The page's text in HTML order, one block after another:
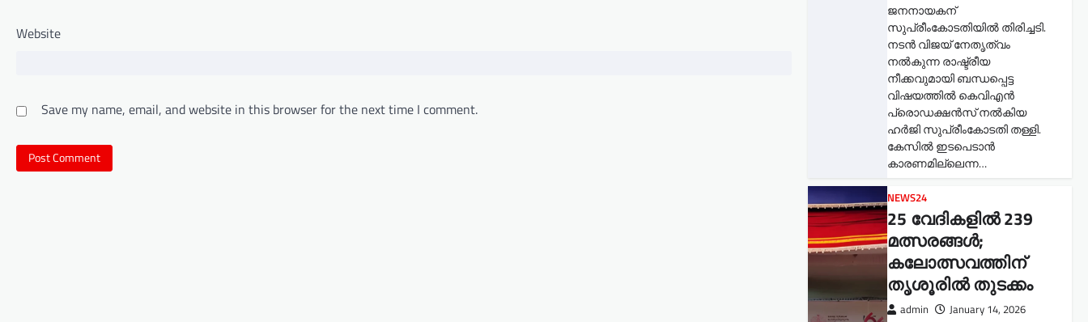
Website
Save my name, email, and website in this browser for the next time I comment.
ജനനായകന്
സുപ്രീംകോടതിയില്‍ തിരിച്ചടി.
നടൻ വിജയ് നേതൃത്വം
നൽകുന്ന രാഷ്ട്രീയ
നീക്കവുമായി ബന്ധപ്പെട്ട
വിഷയത്തിൽ കെവിഎൻ
പ്രൊഡക്ഷൻസ് നൽകിയ
ഹർജി സുപ്രീംകോടതി തള്ളി.
കേസിൽ ഇടപെടാൻ
കാരണമില്ലെന്ന…
NEWS24
25 വേദികളിൽ 239
മത്സരങ്ങൾ;
കലോത്സവത്തിന്
തൃശൂരിൽ തുടക്കം
admin January 14, 2026